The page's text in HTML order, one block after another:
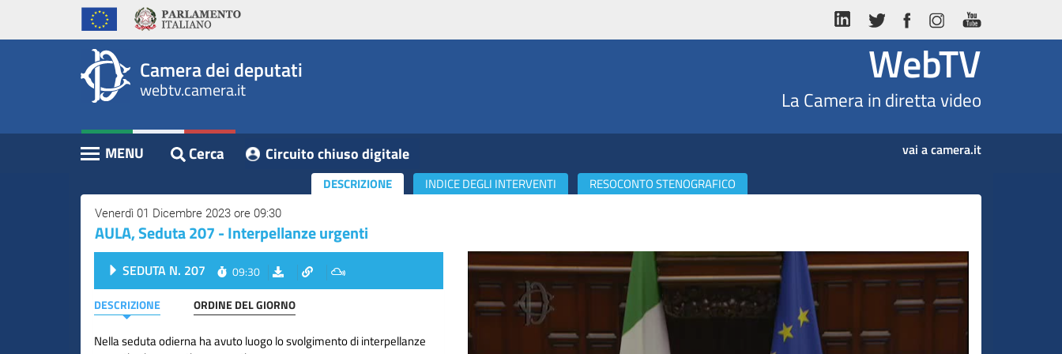
contenuto
WebTV
Camera
Deputati
menu
Camera dei deputati
webtv.camera.it WebTV
La Camera in diretta video
MENU
Home
Assemblea
Presidente
Eventi
Stampa
Cerca
Circuito
chiuso
digitale
Cerca Circuito chiuso digitale vai a camera.it
Contenuto
Venerdì 01 Dicembre 2023 ore 09:30
AULA, Seduta 207 - Interpellanze urgenti
DESCRIZIONE INDICE DEGLI INTERVENTI RESOCONTO STENOGRAFICO
SEDUTA N. 207
09:30
DESCRIZIONE
ORDINE DEL GIORNO
Nella seduta odierna ha avuto luogo lo svolgimento di interpellanze